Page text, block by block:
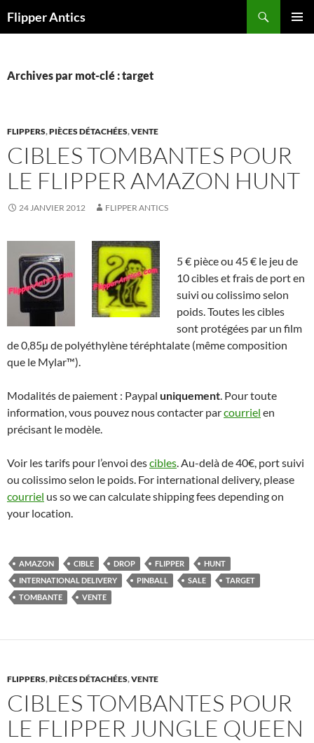
auFlipper Antics
Archives par mot-clé : target
FLIPPERS,PIÈCES DÉTACHÉES,VENTE
CIBLES TOMBANTES POUR
LE FLIPPER AMAZON HUNT
24 JANVIER 2012 FLIPPER ANTICS
5 € pièce ou 45 € le jeu de
10 cibles et frais de port en
suivi ou colissimo selon
poids. Toutes les cibles
sont protégées par un film
de 0,85µ de polyéthylène téréphtalate (même composition
que le Mylar™).
Modalités de paiement : Paypal uniquement. Pour toute
information, vous pouvez nous contacter parcourriel en
précisant le modèle.
Voir les tarifs pour l’envoi descibles. Au-delà de 40€, port suivi
ou colissimo selon le poids. For international delivery, please
courriel us so we can calculate shipping fees depending on
your location.
AMAZON CIBLE DROP FLIPPER
HUNT
INTERNATIONAL DELIVERY
PINBALL SALE
TARGET
TOMBANTE
VENTE
FLIPPERS,PIÈCES DÉTACHÉES,VENTE
CIBLES TOMBANTES POUR
LE FLIPPER JUNGLE QUEEN